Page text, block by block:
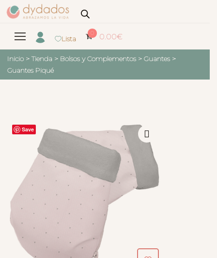
Lista
0 0.00€
Inicio > Tienda > Bolsos y Complementos > Guantes >
Guantes Piqué
Save